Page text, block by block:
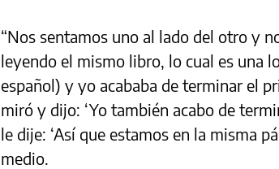
“Nos sentamos uno al lado del otro y
leyendo el mismo libro, lo cual es una
español) y yo acababa de terminar el
miró y dijo: ‘Yo también acabo de
le dije: ‘Así que estamos en la misma
medio.